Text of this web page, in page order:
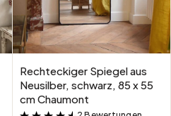
Rechteckiger Spiegel aus
Neusilber, schwarz, 85 x 55
cm Chaumont